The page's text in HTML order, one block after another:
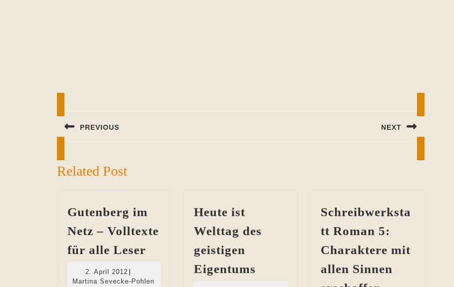
PREVIOUS NEXT
Related Post
Gutenberg im
Netz – Volltexte
für alle Leser Gutenberg
2. April 2012 2.
April
Martina Sevecke-Pohlen
Heute ist
Welttag des
geistigen
Eigentums
Schreibwerksta
tt Roman 5:
Charaktere mit
allen Sinnen